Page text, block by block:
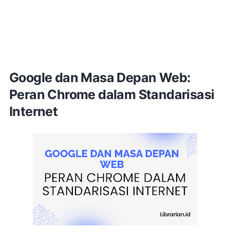
Google dan Masa Depan Web:
Peran Chrome dalam Standarisasi
Internet